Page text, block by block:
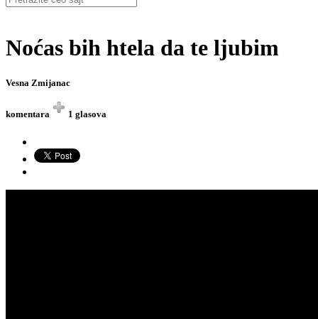
Noćas bih htela da te ljubim
Vesna Zmijanac
komentara 1 glasova